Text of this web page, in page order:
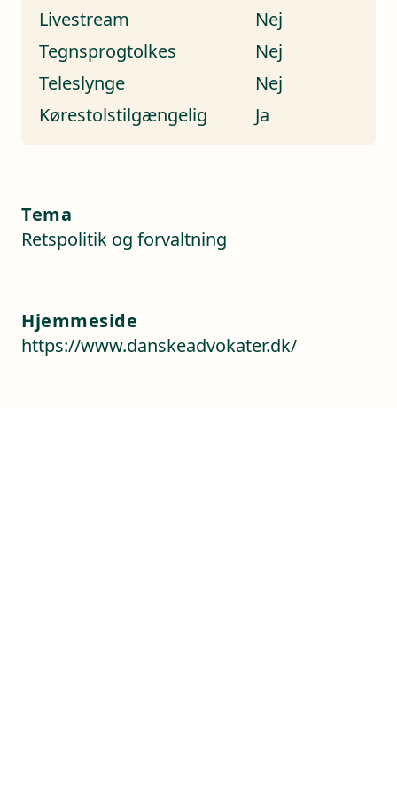
Livestream
Nej
Tegnsprogtolkes
Nej
Teleslynge
Nej
Kørestolstilgængelig
Ja
Tema
Retspolitik og forvaltning
Hjemmeside
https://www.danskeadvokater.dk/